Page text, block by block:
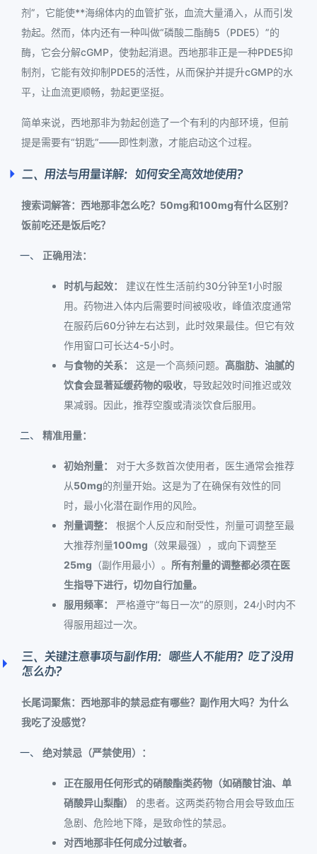
剂”，它能使**海绵体内的血管扩张，血流大量涌入，从而引发
勃起。然而，体内还有一种叫做“磷酸二酯酶5（PDE5）”的
酶，它会分解cGMP，使勃起消退。西地那非正是一种PDE5抑
制剂，它能有效抑制PDE5的活性，从而保护并提升cGMP的水
平，让血流更顺畅，勃起更坚挺。
简单来说，西地那非为勃起创造了一个有利的内部环境，但前
提是需要有“钥匙”——即性刺激，才能启动这个过程。
二、用法与用量详解：如何安全高效地使用？
搜索词解答：西地那非怎么吃？50mg和100mg有什么区别？
饭前吃还是饭后吃？
正确用法：
时机与起效：
建议在性生活前约30分钟至1小时服
用。药物进入体内后需要时间被吸收，峰值浓度通常
在服药后60分钟左右达到，此时效果最佳。但它有效
作用窗口可长达4-5小时。
与食物的关系：
这是一个高频问题。 高脂肪、油腻的
饮食会显著延缓药物的吸收，导致起效时间推迟或效
果减弱。因此，推荐空腹或清淡饮食后服用。
精准用量：
初始剂量：
对于大多数首次使用者，医生通常会推荐
从50mg的剂量开始。这是为了在确保有效性的同
时，最小化潜在副作用的风险。
剂量调整：
根据个人反应和耐受性，剂量可调整至最
大推荐剂量100mg （效果最强），或向下调整至
25mg （副作用最小）。 所有剂量的调整都必须在医
生指导下进行，切勿自行加量。
服用频率：
严格遵守“每日一次”的原则，24小时内不
得服用超过一次。
三、关键注意事项与副作用：哪些人不能用？吃了没用
怎么办？
长尾词聚焦：西地那非的禁忌症有哪些？副作用大吗？为什么
我吃了没感觉？
绝对禁忌（严禁使用）：
正在服用任何形式的硝酸酯类药物（如硝酸甘油、单
硝酸异山梨酯）
的患者。这两类药物合用会导致血压
急剧、危险地下降，是致命性的禁忌。
对西地那非任何成分过敏者。